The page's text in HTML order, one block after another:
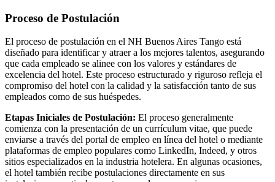
Proceso de Postulación
El proceso de postulación en el NH Buenos Aires Tango está
diseñado para identificar y atraer a los mejores talentos, asegurando
que cada empleado se alinee con los valores y estándares de
excelencia del hotel. Este proceso estructurado y riguroso refleja el
compromiso del hotel con la calidad y la satisfacción tanto de sus
empleados como de sus huéspedes.
Etapas Iniciales de Postulación: El proceso generalmente
comienza con la presentación de un currículum vitae, que puede
enviarse a través del portal de empleo en línea del hotel o mediante
plataformas de empleo populares como LinkedIn, Indeed, y otros
sitios especializados en la industria hotelera. En algunas ocasiones,
el hotel también recibe postulaciones directamente en sus